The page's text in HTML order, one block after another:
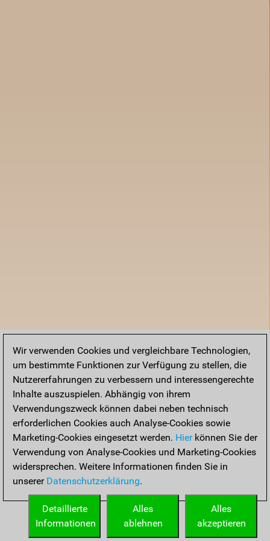
Wir verwenden Cookies und vergleichbare Technologien,
um bestimmte Funktionen zur Verfügung zu stellen, die
Nutzererfahrungen zu verbessern und interessengerechte
Inhalte auszuspielen. Abhängig von ihrem
Verwendungszweck können dabei neben technisch
erforderlichen Cookies auch Analyse-Cookies sowie
Marketing-Cookies eingesetzt werden. Hierkönnen Sie der
Verwendung von Analyse-Cookies und Marketing-Cookies
widersprechen. Weitere Informationen finden Sie in
unserer Datenschutzerklärung.
Alles
akzeptieren
Alles
ablehnen
Detaillierte
Informationen